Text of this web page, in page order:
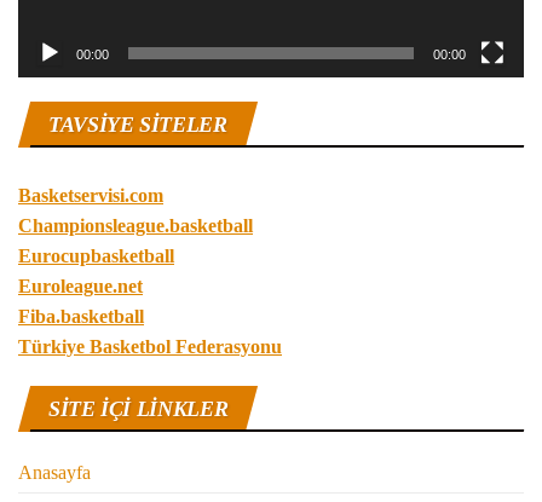
00:00 00:00
TAVSIYE SITELER
Basketservisi.com
Championsleague.basketball
Eurocupbasketball
Euroleague.net
Fiba.basketball
Türkiye Basketbol Federasyonu
SITE IÇI LINKLER
Anasayfa